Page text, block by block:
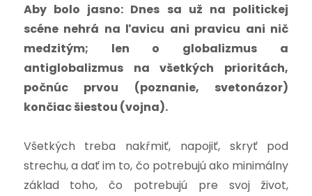
Aby bolo jasno: Dnes sa už na politickej
scéne nehrá na ľavicu ani pravicu ani nič
medzitým; len o globalizmus a
antiglobalizmus na všetkých prioritách,
počnúc prvou (poznanie, svetonázor)
končiac šiestou (vojna).
Všetkých treba nakŕmiť, napojiť, skryť pod
strechu, a dať im to, čo potrebujú ako minimálny
základ toho, čo potrebujú pre svoj život,